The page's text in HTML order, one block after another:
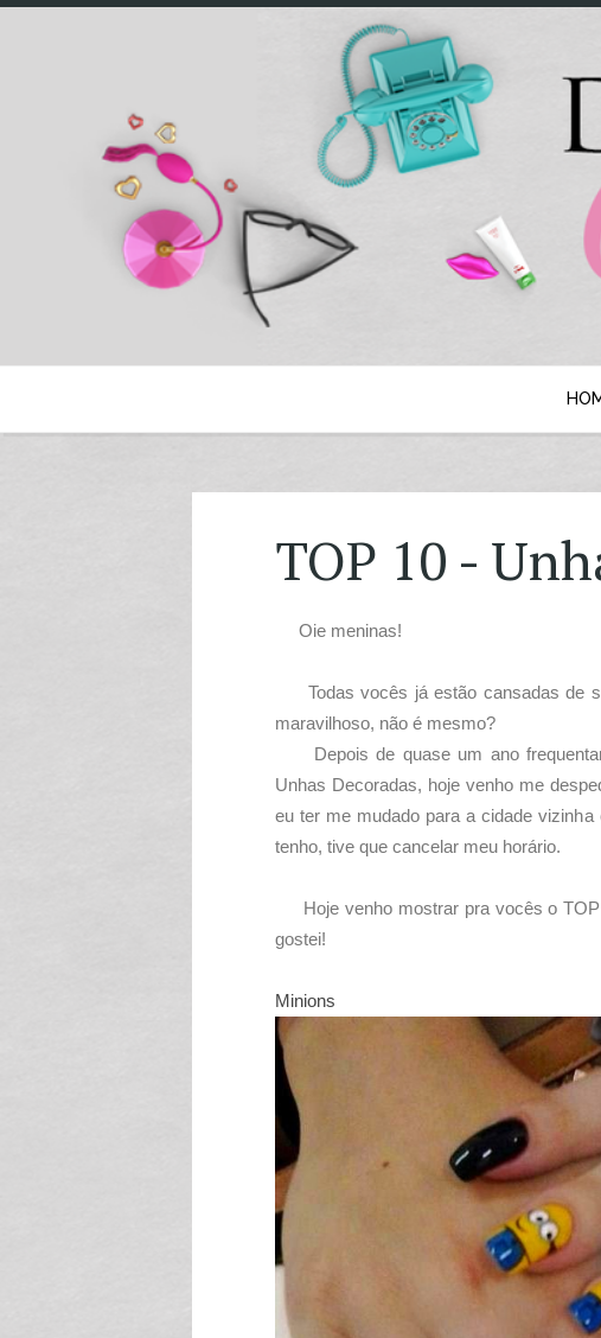
TOP 10 -
Oie meninas!
Todas vocês já estão cansadas de
maravilhoso, não é mesmo?
Depois de quase um ano
Unhas Decoradas, hoje venho me
eu ter me mudado para a cidade
tenho, tive que cancelar meu horário.
Hoje venho mostrar pra vocês o
gostei!
Minions